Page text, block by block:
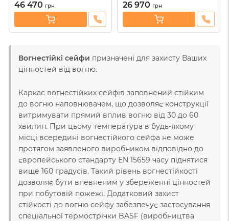
46 470 грн 26 970 грн
Вогнестійкі сейфи призначені для захисту Ваших
цінностей від вогню.
Каркас вогнестійких сейфів заповнений стійким
до вогню наповнювачем, що дозволяє конструкції
витримувати прямий вплив вогню від 30 до 60
хвилин. При цьому температура в будь-якому
місці всередині вогнестійкого сейфа не може
протягом заявленого виробником відповідно до
європейського стандарту EN 15659 часу піднятися
вище 160 градусів. Такий рівень вогнестійкості
дозволяє бути впевненим у збереженні цінностей
при побутовій пожежі. Додатковий захист
стійкості до вогню сейфу забезпечує застосування
спеціальної термострічки BASF (виробництва